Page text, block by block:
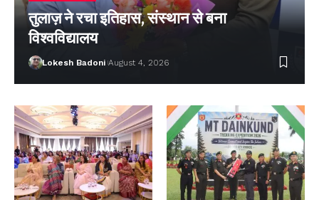
तुलाज़ ने रचा इतिहास, संस्थान से बना
विश्वविद्यालय
Lokesh Badoni August 4, 2026